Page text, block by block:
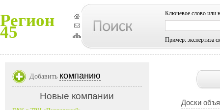
Регион
45
Ключевое слово или
Пример: экспертиза
Доски
Добавить компанию
Новые компании